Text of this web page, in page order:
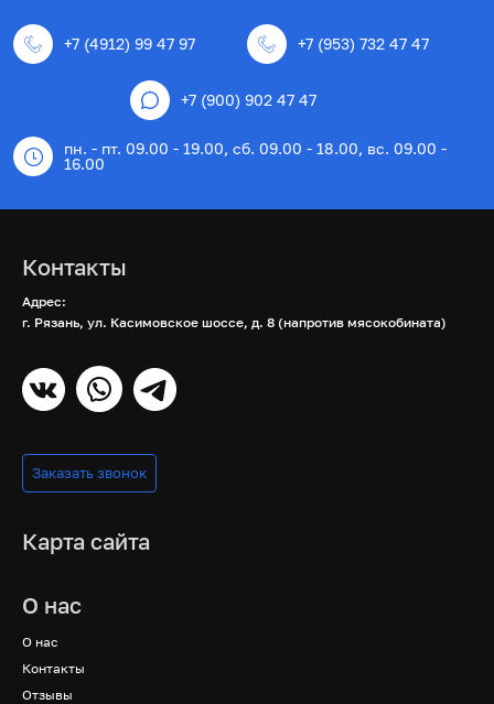
+7 (4912) 99 47 97 +7 (953) 732 47 47
+7 (900) 902 47 47
пн. - пт. 09.00 - 19.00, сб. 09.00 - 18.00, вс. 09.00 -
16.00
Контакты
Адрес:
г. Рязань, ул. Касимовское шоссе, д. 8 (напротив мясокобината)
Заказать звонок
Карта сайта
О нас
О нас
Контакты
Отзывы